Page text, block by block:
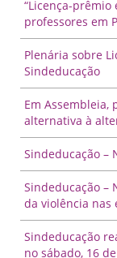
“Licença-
professores em
Plenária sobre
Sindeducação
Em Assembleia,
alternativa à
Sindeducação –
Sindeducação –
da violência nas
Sindeducação
no sábado, 16